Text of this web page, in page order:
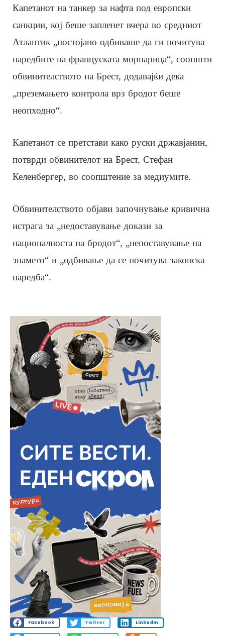
Капетанот на танкер за нафта под европски
санкции, кој беше запленет вчера во средниот
Атлантик „постојано одбиваше да ги почитува
наредбите на француската морнарица“, соопшти
обвинителството на Брест, додавајќи дека
„преземањето контрола врз бродот беше
неопходно“.
Капетанот се претстави како руски државјанин,
потврди обвинителот на Брест, Стефан
Келенбергер, во соопштение за медиумите.
Обвинителството објави започнување кривична
истрага за „недоставување докази за
националноста на бродот“, „непоставување на
знамето“ и „одбивање да се почитува законска
наредба“.
Facebook Twitter LinkedIn